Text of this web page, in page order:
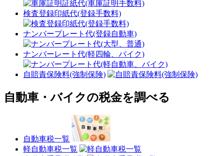
検査登録印紙代(登録手数料)
ナンバープレート代(登録自動車)
ナンバーレート代(軽四輪、バイク)
自賠責保険料(強制保険)
自動車・バイクの税金を調べる
自動車税一覧
軽自動車税一覧